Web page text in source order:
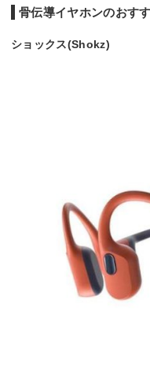
骨伝導イヤホンのおす
ショックス(Shokz)